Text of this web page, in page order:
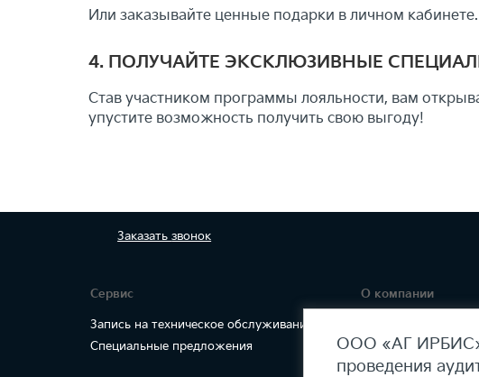
Или заказывайте ценные подарки в личном кабинете.
4. ПОЛУЧАЙТЕ ЭКСКЛЮЗИВНЫЕ
Став участником программы лояльности, вам
упустите возможность получить свою выгоду!
Заказатьзвонок
Сервис
Запись на техническое обслуживание
Специальные предложения
О компании
ООО «АГ ИРБИС»
проведения